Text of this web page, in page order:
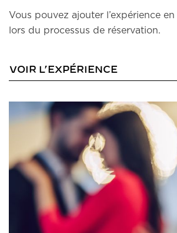
Vous pouvez ajouter l’expérience
lors du processus de réservation.
VOIR L’EXPÉRIENCE